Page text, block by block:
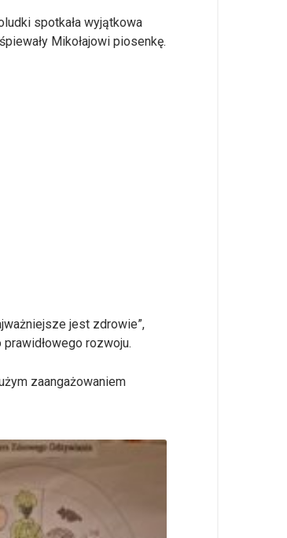
spotkała wyjątkowa
Mikołajowi piosenkę.
jest zdrowie”,
rozwoju.
zaangażowaniem